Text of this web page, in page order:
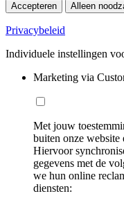
Accepteren Alleen
Privacybeleid
Individuele instellingen
Marketing via
Met jouw
buiten onze website
Hiervoor
gegevens met de
we hun online
diensten: